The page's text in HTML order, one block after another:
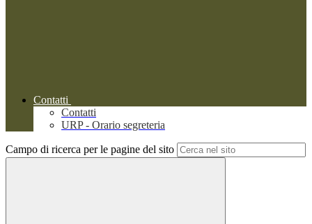
Contatti
Contatti
URP - Orario segreteria
Campo di ricerca per le pagine del sito